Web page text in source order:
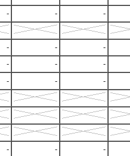
- -
-
- -
-
- -
-
- -
-
- -
-